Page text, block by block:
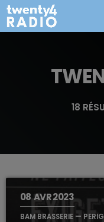
18
08 AVR 2023
BAM BRASSERIE —